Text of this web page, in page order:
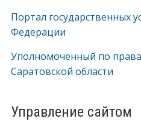
Портал государственных
Федерации
Уполномоченный по
Саратовской области
Управление сайтом